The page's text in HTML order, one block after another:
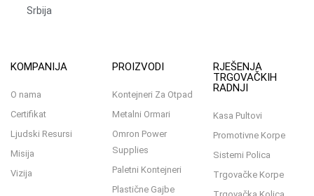
Srbija
KOMPANIJA
O nama
Certifikat
Ljudski Resursi
Misija
Vizija
PROIZVODI
Kontejneri Za Otpad
Metalni Ormari
Omron Power
Supplies
Paletni Kontejneri
Plastične Gajbe
RJEŠENJA
TRGOVAČKIH
RADNJI
Kasa Pultovi
Promotivne Korpe
Sistemi Polica
Trgovačke Korpe